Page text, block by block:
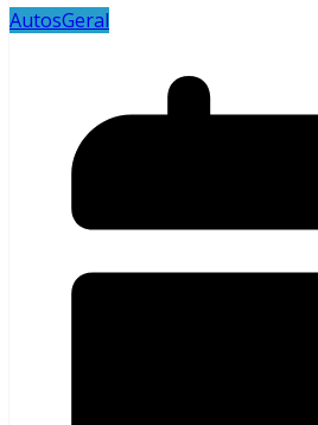
AutosGeral